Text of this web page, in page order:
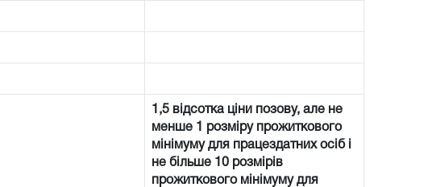
1,5 відсотка ціни позову, але не
менше 1 розміру прожиткового
мінімуму для працездатних осіб і
не більше 10 розмірів
прожиткового мінімуму для